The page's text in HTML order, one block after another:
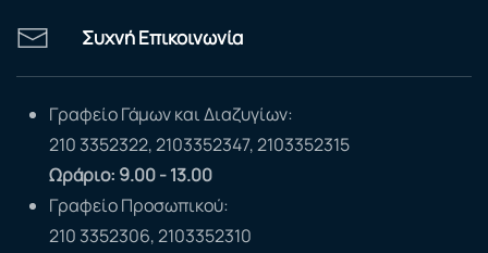
Συχνή Επικοινωνία
Γραφείο Γάμων και Διαζυγίων:
210 3352322, 2103352347, 2103352315
Ωράριο: 9.00 - 13.00
Γραφείο Προσωπικού:
210 3352306, 2103352310